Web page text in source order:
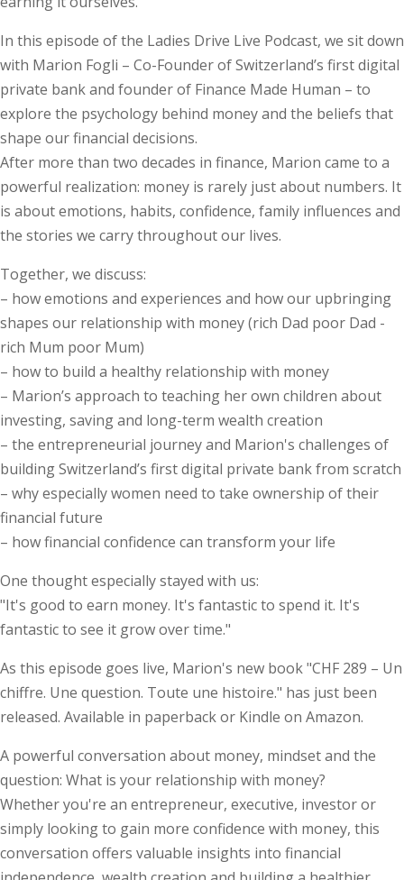
In this episode of the Ladies Drive Live Podcast, we sit down
with Marion Fogli – Co-Founder of Switzerland’s first digital
private bank and founder of Finance Made Human – to
explore the psychology behind money and the beliefs that
shape our financial decisions.
After more than two decades in finance, Marion came to a
powerful realization: money is rarely just about numbers. It
is about emotions, habits, confidence, family influences and
the stories we carry throughout our lives.
Together, we discuss:
– how emotions and experiences and how our upbringing
shapes our relationship with money (rich Dad poor Dad -
rich Mum poor Mum)
– how to build a healthy relationship with money
– Marion’s approach to teaching her own children about
investing, saving and long-term wealth creation
– the entrepreneurial journey and Marion's challenges of
building Switzerland’s first digital private bank from scratch
– why especially women need to take ownership of their
financial future
– how financial confidence can transform your life
One thought especially stayed with us:
"It's good to earn money. It's fantastic to spend it. It's
fantastic to see it grow over time."
As this episode goes live, Marion's new book "CHF 289 – Un
chiffre. Une question. Toute une histoire." has just been
released. Available in paperback or Kindle on Amazon.
A powerful conversation about money, mindset and the
question: What is your relationship with money?
Whether you're an entrepreneur, executive, investor or
simply looking to gain more confidence with money, this
conversation offers valuable insights into financial